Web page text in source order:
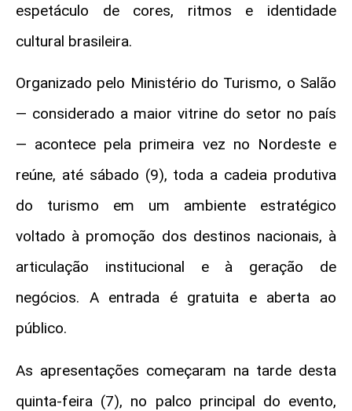
espetáculo de cores, ritmos e identidade
cultural brasileira.
Organizado pelo Ministério do Turismo, o Salão
— considerado a maior vitrine do setor no país
— acontece pela primeira vez no Nordeste e
reúne, até sábado (9), toda a cadeia produtiva
do turismo em um ambiente estratégico
voltado à promoção dos destinos nacionais, à
articulação institucional e à geração de
negócios. A entrada é gratuita e aberta ao
público.
As apresentações começaram na tarde desta
quinta-feira (7), no palco principal do evento,